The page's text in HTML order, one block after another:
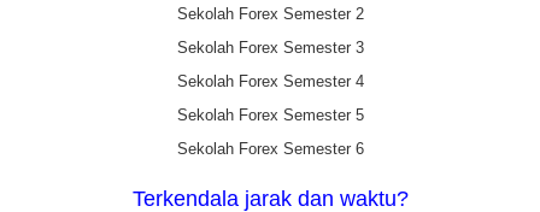
Sekolah Forex Semester 2
Sekolah Forex Semester 3
Sekolah Forex Semester 4
Sekolah Forex Semester 5
Sekolah Forex Semester 6
Terkendala jarak dan waktu?